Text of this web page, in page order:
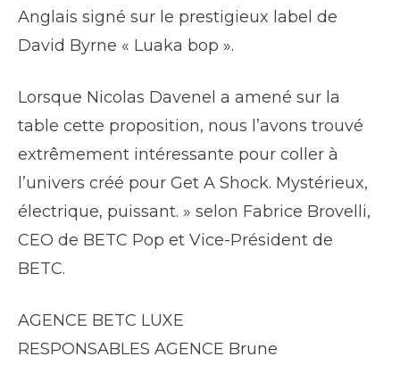
Anglais signé sur le prestigieux label de
David Byrne « Luaka bop ».
Lorsque Nicolas Davenel a amené sur la
table cette proposition, nous l’avons trouvé
extrêmement intéressante pour coller à
l’univers créé pour Get A Shock. Mystérieux,
électrique, puissant. » selon Fabrice Brovelli,
CEO de BETC Pop et Vice-Président de
BETC.
AGENCE BETC LUXE
RESPONSABLES AGENCE Brune